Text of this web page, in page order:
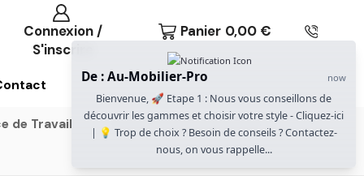
Connexion /
S'inscrire
Panier 0,00 €
de Travail Gammes Gautier Office
De : Au-Mobilier-Pro now
Bienvenue, 🚀 Etape 1 : Nous vous conseillons de
découvrir les gammes et choisir votre style - Cliquez-ici
| 💡 Trop de choix ? Besoin de conseils ? Contactez-
nous, on vous rappelle...